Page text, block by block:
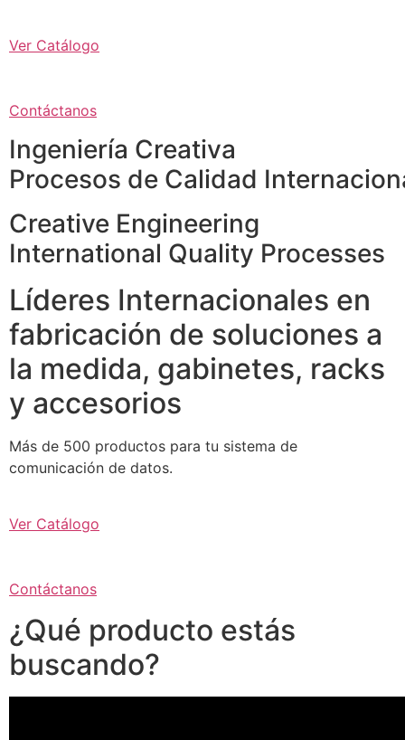
Ver Catálogo
Contáctanos
Ingeniería Creativa
Procesos de Calidad
Creative Engineering
International Quality Processes
Líderes Internacionales en
fabricación de soluciones a
la medida, gabinetes, racks
y accesorios
Más de 500 productos para tu sistema de
comunicación de datos.
Ver Catálogo
Contáctanos
¿Qué producto estás
buscando?